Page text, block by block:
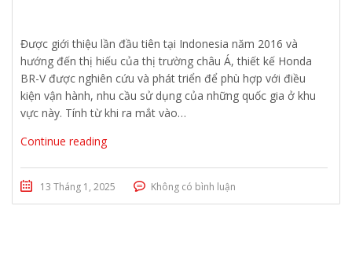
Được giới thiệu lần đầu tiên tại Indonesia năm 2016 và
hướng đến thị hiếu của thị trường châu Á, thiết kế Honda
BR-V được nghiên cứu và phát triển để phù hợp với điều
kiện vận hành, nhu cầu sử dụng của những quốc gia ở khu
vực này. Tính từ khi ra mắt vào…
Continue reading
13 Tháng 1, 2025 Không có bình luận